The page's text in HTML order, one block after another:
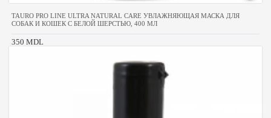
TAURO PRO LINE ULTRA NATURAL CARE УВЛАЖНЯЮЩАЯ МАСКА ДЛЯ
СОБАК И КОШЕК С БЕЛОЙ ШЕРСТЬЮ, 400 МЛ
350 MDL